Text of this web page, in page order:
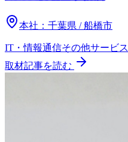
本社： 千葉県 / 船橋市
IT・情報通信その他サービス
取材記事を読む